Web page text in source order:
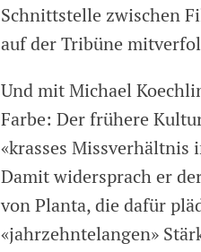
Schnittstelle zwischen
auf der Tribüne
Und mit Michael
Farbe: Der frühere
«krasses
Damit widersprach er
von Planta, die dafür
«jahrzehntelangen»